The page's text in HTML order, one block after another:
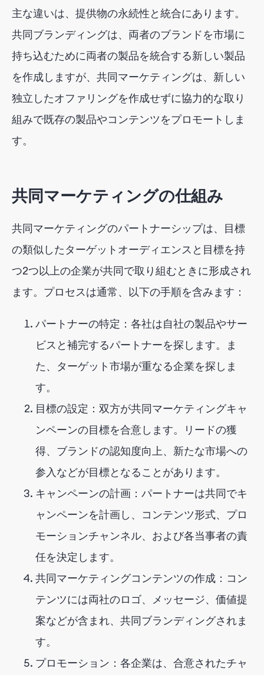
主な違いは、提供物の永続性と統合にあります。
共同ブランディングは、両者のブランドを市場に
持ち込むために両者の製品を統合する新しい製品
を作成しますが、共同マーケティングは、新しい
独立したオファリングを作成せずに協力的な取り
組みで既存の製品やコンテンツをプロモートしま
す。
共同マーケティングの仕組み
共同マーケティングのパートナーシップは、目標
の類似したターゲットオーディエンスと目標を持
つ2つ以上の企業が共同で取り組むときに形成され
ます。プロセスは通常、以下の手順を含みます：
パートナーの特定：各社は自社の製品やサー
ビスと補完するパートナーを探します。ま
た、ターゲット市場が重なる企業を探しま
す。
目標の設定：双方が共同マーケティングキャ
ンペーンの目標を合意します。リードの獲
得、ブランドの認知度向上、新たな市場への
参入などが目標となることがあります。
キャンペーンの計画：パートナーは共同でキ
ャンペーンを計画し、コンテンツ形式、プロ
モーションチャンネル、および各当事者の責
任を決定します。
共同マーケティングコンテンツの作成：コン
テンツには両社のロゴ、メッセージ、価値提
案などが含まれ、共同ブランディングされま
す。
プロモーション：各企業は、合意されたチャ